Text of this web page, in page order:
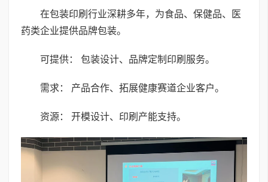
在包装印刷行业深耕多年，为食品、保健品、医
药类企业提供品牌包装。
可提供： 包装设计、品牌定制印刷服务。
需求： 产品合作、拓展健康赛道企业客户。
资源： 开模设计、印刷产能支持。